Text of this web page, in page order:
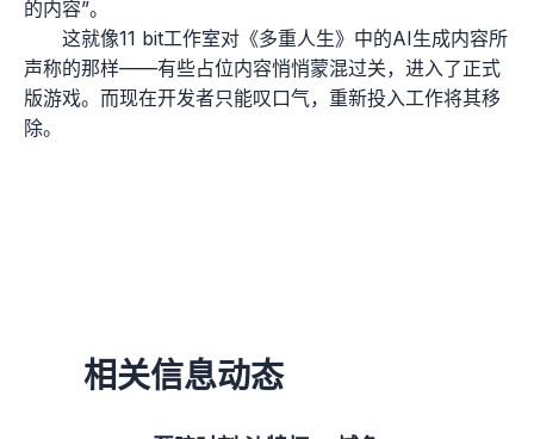
的内容”。
这就像11 bit工作室对《多重人生》中的AI生成内容所
声称的那样——有些占位内容悄悄蒙混过关，进入了正式
版游戏。而现在开发者只能叹口气，重新投入工作将其移
除。
相关信息动态